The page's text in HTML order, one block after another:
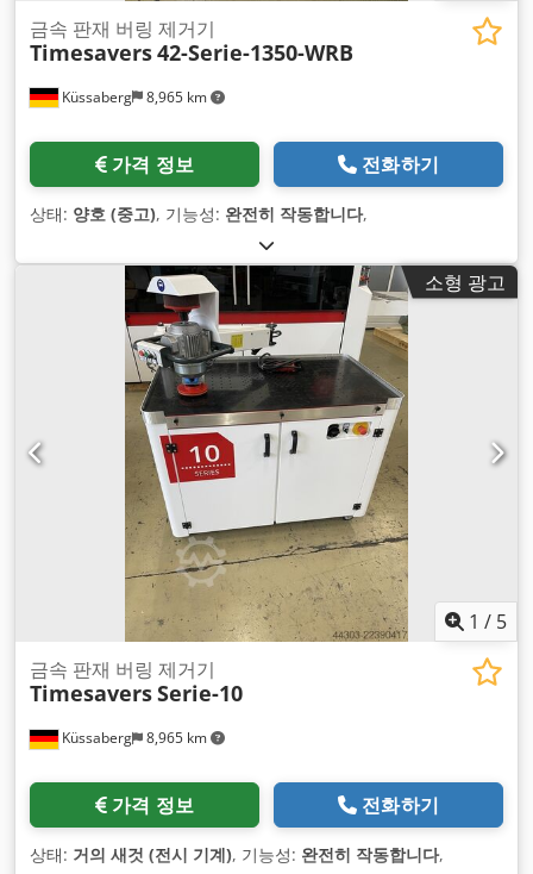
Küssaberg 8,965 km
금속 판재 버링 제거기
Timesavers42-Serie-1350-WRB
가격 정보 전화하기
상태: 양호 (중고), 기능성: 완전히 작동합니다,
소형 광고
1 / 5
Küssaberg 8,965 km
금속 판재 버링 제거기
TimesaversSerie-10
가격 정보 전화하기
상태: 거의 새것 (전시 기계), 기능성: 완전히 작동합니다,